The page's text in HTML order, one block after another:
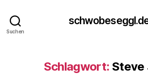
Suchen
Schlagwort: Steve